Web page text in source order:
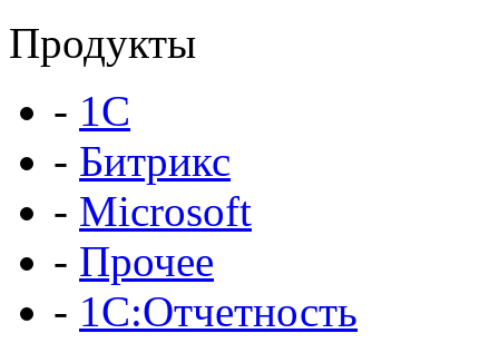
Продукты
- 1С
- Битрикс
- Microsoft
- Прочее
- 1С:Отчетность